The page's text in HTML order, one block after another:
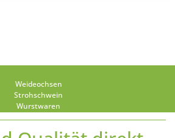
Weideochsen
Strohschwein
Wurstwaren